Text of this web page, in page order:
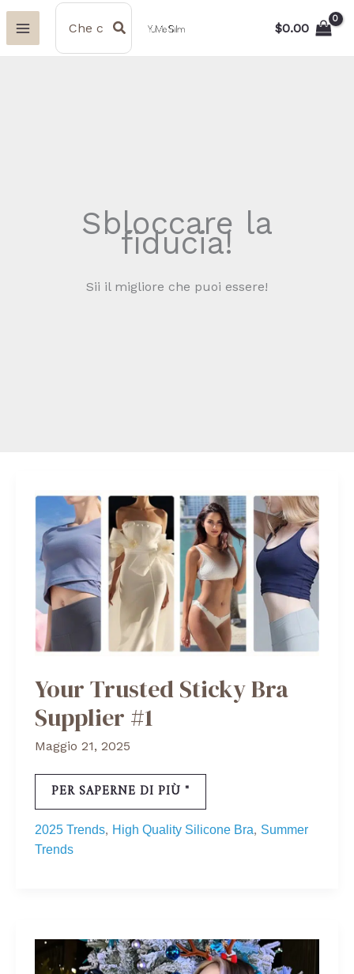
Vai
contenuto
Ricerca
per:
$0.00
Sbloccare la
fiducia!
Sii il migliore che puoi essere!
Your Trusted Sticky Bra
Supplier #1
Maggio 21, 2025
YOUR
TRUSTED
STICKY
BRA
SUPPLIER
PER SAPERNE DI PIÙ "
2025 Trends, High Quality Silicone Bra, Summer
Trends
COME
USUFRUIRE
DEI